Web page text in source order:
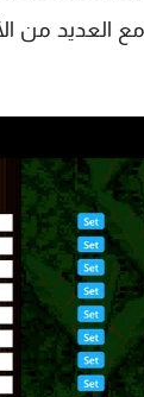
العديد من